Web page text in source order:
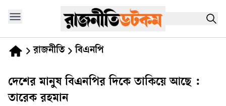
রাজনীতি বিএনপি
দেশের মানুষ বিএনপির দিকে তাকিয়ে আছে :
তারেক রহমান